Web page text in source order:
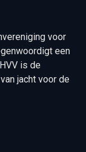
voor
een
is de
jacht voor de